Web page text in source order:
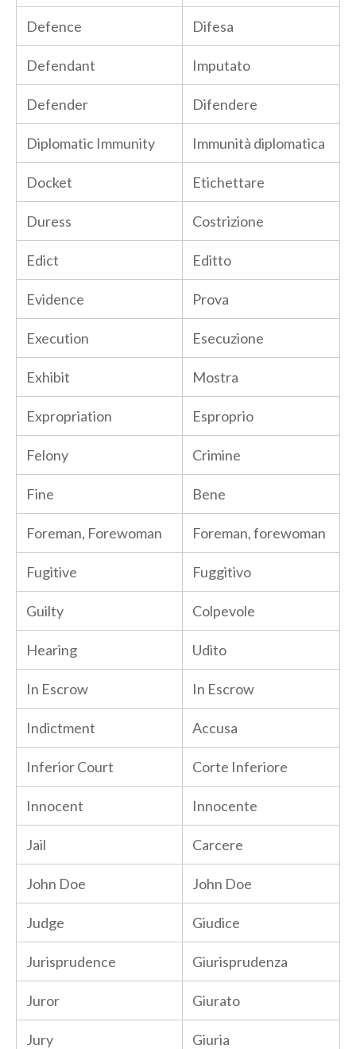
Defence Difesa
Defendant Imputato
Defender Difendere
Diplomatic Immunity Immunità diplomatica
Docket Etichettare
Duress Costrizione
Edict Editto
Evidence Prova
Execution Esecuzione
Exhibit Mostra
Expropriation Esproprio
Felony Crimine
Fine Bene
Foreman, Forewoman Foreman, forewoman
Fugitive Fuggitivo
Guilty Colpevole
Hearing Udito
In Escrow In Escrow
Indictment Accusa
Inferior Court Corte Inferiore
Innocent Innocente
Jail Carcere
John Doe John Doe
Judge Giudice
Jurisprudence Giurisprudenza
Juror Giurato
Jury Giuria